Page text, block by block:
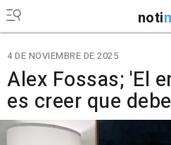
noti
4 DE NOVIEMBRE DE 2025
Alex Fossas; 'El
es creer que